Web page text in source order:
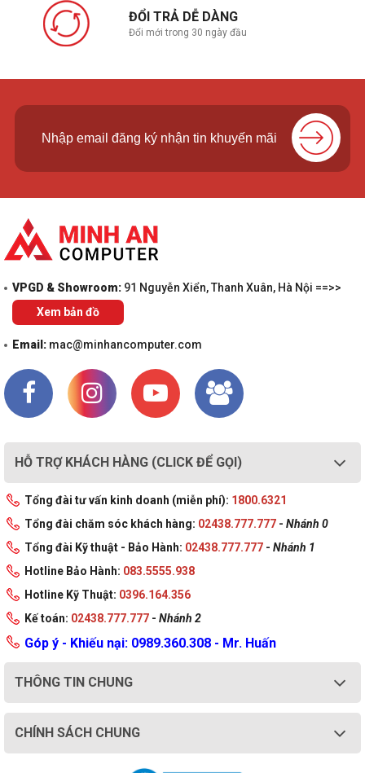
ĐỔI TRẢ DỄ DÀNG
Đổi mới trong 30 ngày đầu
VPGD & Showroom: 91 Nguyễn Xiển, Thanh Xuân, Hà Nội ==>>
Xem bản đồ
Email: mac@minhancomputer.com
HỖ TRỢ KHÁCH HÀNG (CLICK ĐỂ GỌI)
Tổng đài tư vấn kinh doanh (miễn phí): 1800.6321
Tổng đài chăm sóc khách hàng: 02438.777.777 - Nhánh 0
Tổng đài Kỹ thuật - Bảo Hành: 02438.777.777 - Nhánh 1
Hotline Bảo Hành: 083.5555.938
Hotline Kỹ Thuật: 0396.164.356
Kế toán: 02438.777.777 - Nhánh 2
Góp ý - Khiếu nại: 0989.360.308 - Mr. Huấn
THÔNG TIN CHUNG
CHÍNH SÁCH CHUNG